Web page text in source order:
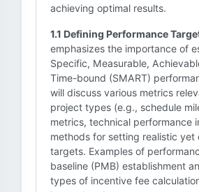
achieving optimal results.
1.1 Defining Performance
emphasizes the importance of
Specific, Measurable,
Time-bound (SMART)
will discuss various metrics
project types (e.g., schedule
metrics, technical performance
methods for setting realistic yet
targets. Examples of
baseline (PMB) establishment
types of incentive fee